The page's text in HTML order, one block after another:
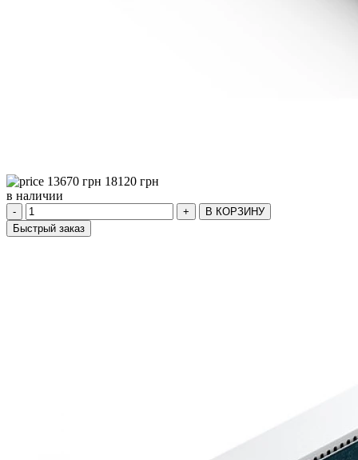
13670 грн 18120 грн
в наличии
- +
В КОРЗИНУ
Быстрый заказ